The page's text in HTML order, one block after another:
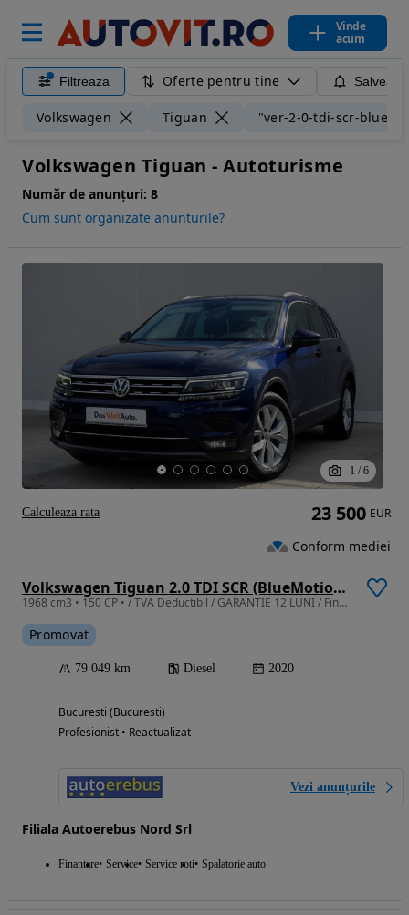
Vinde
acum
Filtreaza Oferte pentru tine
Volkswagen Tiguan "ver-2-0-tdi-scr-
Volkswagen Tiguan - Autoturisme
Număr de anunțuri: 8
Cum sunt organizate anunturile?
1 / 6
Volkswagen Tiguan 2.0 TDI SCR (BlueMotion Technology) DSG Highline
1968 cm3 • 150 CP • / TVA Deductibil / GARANTIE 12 LUNI / Finantare
Promovat
79 049 km Diesel 2020
Bucuresti (Bucuresti)
Profesionist • Reactualizat
Vezi anunțurile
Filiala Autoerebus Nord Srl
Finantare Service Service roti Spalatorie auto
23 500 EUR
Conform mediei
Calculeaza rata